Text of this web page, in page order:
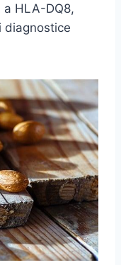
a HLA-DQ8,
diagnostice